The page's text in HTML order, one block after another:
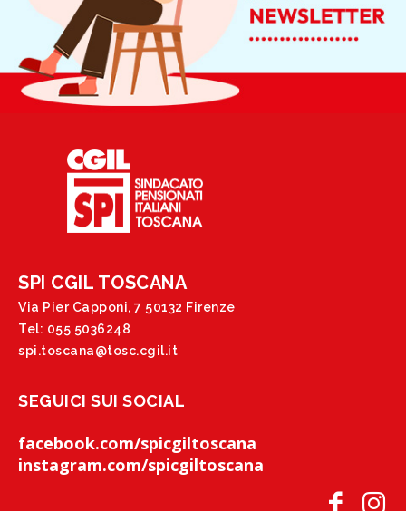
SPI CGIL TOSCANA
Via Pier Capponi, 7 50132 Firenze
Tel: 055 5036248
spi.toscana@tosc.cgil.it
SEGUICI SUI SOCIAL
facebook.com/spicgiltoscana
instagram.com/spicgiltoscana